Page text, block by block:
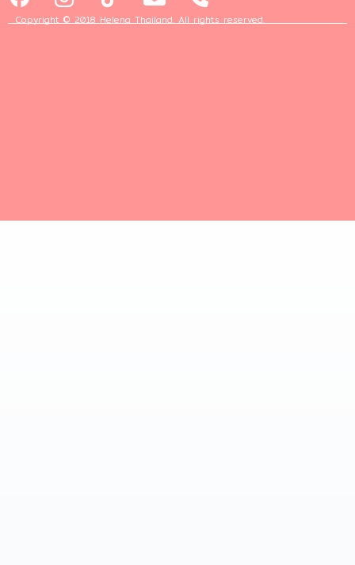
Copyright © 2018 Helena Thailand. All rights reserved.